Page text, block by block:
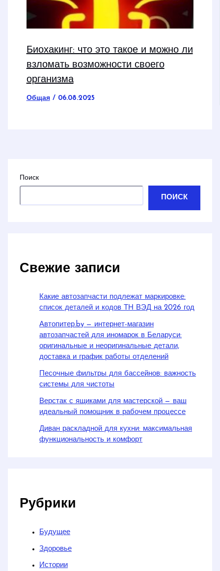
Биохакинг: что это такое и можно ли
взломать возможности своего
организма
Общая/ 06.08.2025
Поиск
ПОИСК
Свежие записи
Какие автозапчасти подлежат маркировке:
список деталей и кодов ТН ВЭД на 2026 год
Автопитер.by — интернет-магазин
автозапчастей для иномарок в Беларуси:
оригинальные и неоригинальные детали,
доставка и график работы отделений
Песочные фильтры для бассейнов: важность
системы для чистоты
Верстак с ящиками для мастерской — ваш
идеальный помощник в рабочем процессе
Диван раскладной для кухни: максимальная
функциональность и комфорт
Рубрики
Будущее
Здоровье
Истории